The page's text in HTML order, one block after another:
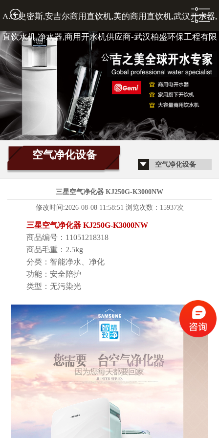
A.O.史密斯,安吉尔商用直饮机,美的商用直饮机,武汉开水器,
直饮水机,净水器,商用开水机供应商-武汉柏盛环保工程有限
公司
1
2
3
4
Previous
Next
空气净化设备
空气净化设备
三星空气净化器 KJ250G-K3000NW
修改时间:2026-08-08 11:58:51 浏览次数：15937次
三星空气净化器 KJ250G-K3000NW
商品编号：11051218318
商品毛重：2.5kg
分类：智能净水、净化
功能：安全陪护
类型：无污染光